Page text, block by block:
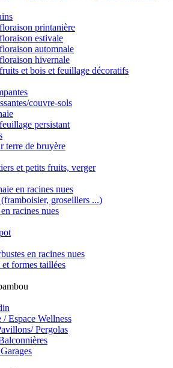
printanière
estivale
automnale
hivernale
et bois et feuillage décoratifs
couvre-sols
persistant
terre de bruyère
et petits fruits, verger
en racines nues
groseillers ...)
racines nues
en racines nues
formes taillées
Espace Wellness
Pergolas